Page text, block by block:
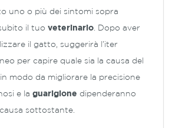
uno o più dei sintomi sopra
il tuo veterinario . Dopo aver
il gatto, suggerirà l’iter
per capire quale sia la causa del
modo da migliorare la precisione
e la guarigione dipenderanno
sottostante.